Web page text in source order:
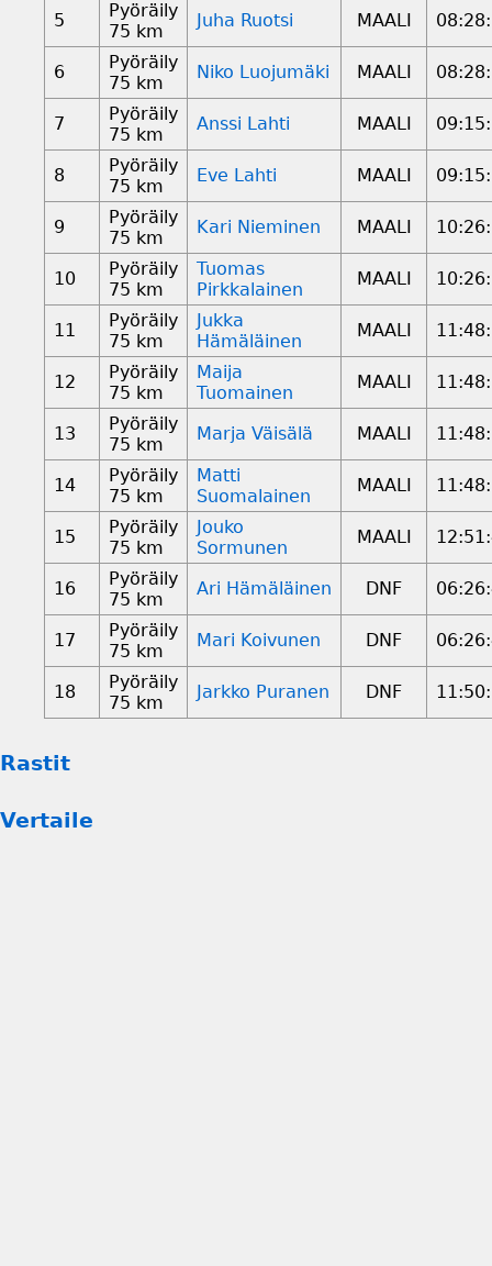
5
Pyöräily
75 km
Juha Ruotsi MAALI
6
Pyöräily
75 km
Niko Luojumäki MAALI
7
Pyöräily
75 km
Anssi Lahti MAALI
8
Pyöräily
75 km
Eve Lahti MAALI
9
Pyöräily
75 km
Kari Nieminen MAALI
10
Pyöräily
75 km
Tuomas
Pirkkalainen
MAALI
11
Pyöräily
75 km
Jukka
Hämäläinen
MAALI
12
Pyöräily
75 km
Maija
Tuomainen
MAALI
13
Pyöräily
75 km
Marja Väisälä MAALI
14
Pyöräily
75 km
Matti
Suomalainen
MAALI
15
Pyöräily
75 km
Jouko
Sormunen
MAALI
16
Pyöräily
75 km
Ari Hämäläinen DNF
17
Pyöräily
75 km
Mari Koivunen DNF
18
Pyöräily
75 km
Jarkko Puranen DNF
Rastit
Vertaile